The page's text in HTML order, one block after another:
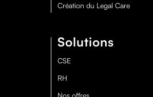
Création du Legal Care
Solutions
CSE
RH
Nos offres